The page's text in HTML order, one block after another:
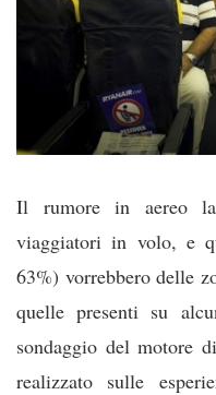
Il rumore in aereo
viaggiatori in volo, e
63%) vorrebbero delle
quelle presenti su
sondaggio del motore
realizzato sulle